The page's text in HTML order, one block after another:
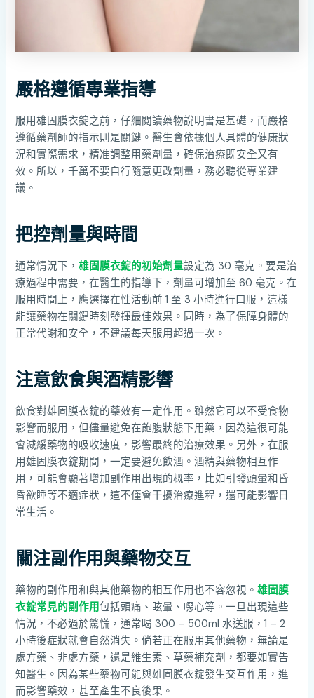
嚴格遵循專業指導
服用雄固膜衣錠之前，仔細閱讀藥物說明書是基礎，而嚴格
遵循藥劑師的指示則是關鍵。醫生會依據個人具體的健康狀
況和實際需求，精准調整用藥劑量，確保治療既安全又有
效。所以，千萬不要自行隨意更改劑量，務必聽從專業建
議。
把控劑量與時間
通常情況下，雄固膜衣錠的初始劑量設定為 30 毫克。要是治
療過程中需要，在醫生的指導下，劑量可增加至 60 毫克。在
服用時間上，應選擇在性活動前 1 至 3 小時進行口服，這樣
能讓藥物在關鍵時刻發揮最佳效果。同時，為了保障身體的
正常代謝和安全，不建議每天服用超過一次。
注意飲食與酒精影響
飲食對雄固膜衣錠的藥效有一定作用。雖然它可以不受食物
影響而服用，但儘量避免在飽腹狀態下用藥，因為這很可能
會減緩藥物的吸收速度，影響最終的治療效果。另外，在服
用雄固膜衣錠期間，一定要避免飲酒。酒精與藥物相互作
用，可能會顯著增加副作用出現的概率，比如引發頭暈和昏
昏欲睡等不適症狀，這不僅會干擾治療進程，還可能影響日
常生活。
關注副作用與藥物交互
藥物的副作用和與其他藥物的相互作用也不容忽視。雄固膜
衣錠常見的副作用包括頭痛、眩暈、噁心等。一旦出現這些
情況，不必過於驚慌，通常喝 300 – 500ml 水送服，1 – 2
小時後症狀就會自然消失。倘若正在服用其他藥物，無論是
處方藥、非處方藥，還是維生素、草藥補充劑，都要如實告
知醫生。因為某些藥物可能與雄固膜衣錠發生交互作用，進
而影響藥效，甚至產生不良後果。